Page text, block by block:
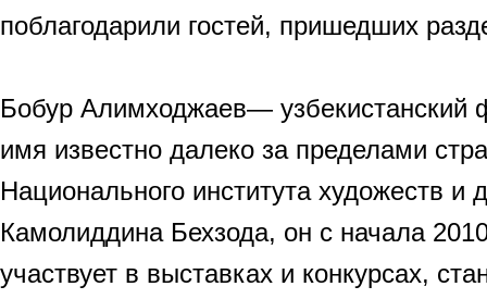
поблагодарили гостей, пришедших
Бобур Алимходжаев— узбекистанский
имя известно далеко за пределами
Национального института художеств и
Камолиддина Бехзода, он с начала
участвует в выставках и конкурсах,